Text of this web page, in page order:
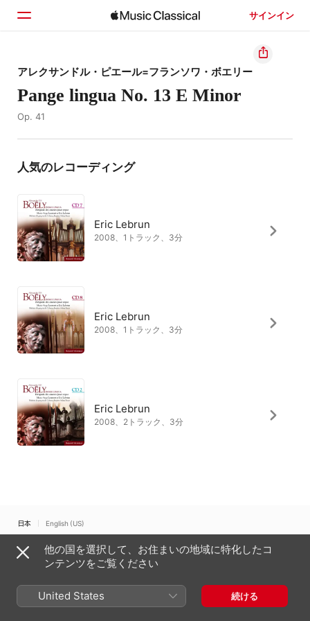
サインイン
ホーム
見つける
アレクサンドル・ピエール=フランソワ・ボエリー
Pange lingua No. 13 E Minor
Op. 41
人気のレコーディング
Eric Lebrun
2008、1トラック、3分
Eric Lebrun
2008、1トラック、3分
Eric Lebrun
2008、2トラック、3分
日本 English (US)
Copyright © 2026 Apple Inc.
All rights reserved.
インターネットサービス利用規約
Apple Musicとプライバシー
他の国を選択して、お住まいの地域に特化したコ
ンテンツをご覧ください
United States 続ける